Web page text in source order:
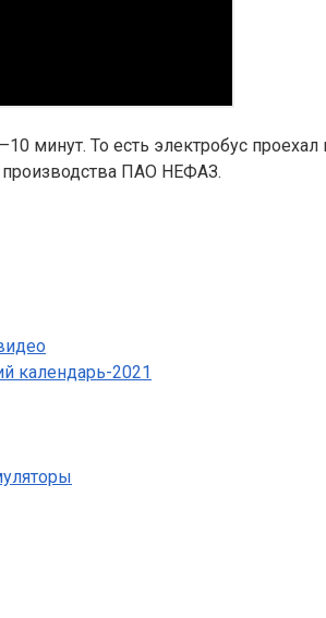
минут. То есть электробус
производства ПАО НЕФАЗ.
календарь-2021